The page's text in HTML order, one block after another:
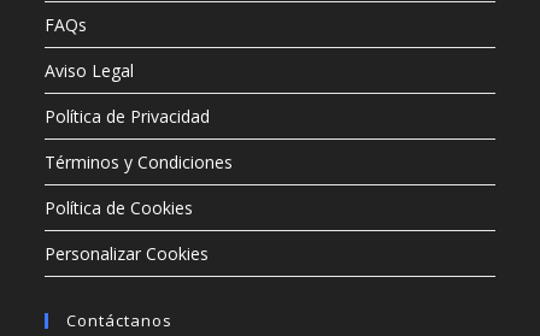
FAQs
Aviso Legal
Política de Privacidad
Términos y Condiciones
Política de Cookies
Personalizar Cookies
Contáctanos